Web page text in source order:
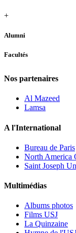
+
Alumni
Facultés
Nos partenaires
Al Mazeed
Lamsa
A l'International
Bureau de Paris
North America
Saint Joseph
Multimédias
Albums photos
Films USJ
La Quinzaine